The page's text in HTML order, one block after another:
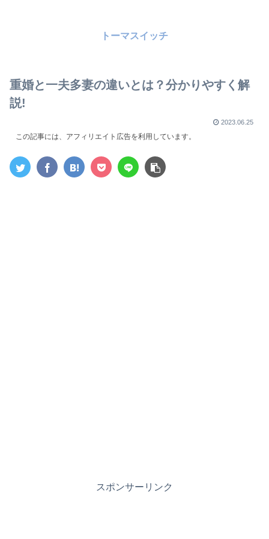
トーマスイッチ
重婚と一夫多妻の違いとは？分かりやすく解
説!
2023.06.25
この記事には、アフィリエイト広告を利用しています。
スポンサーリンク